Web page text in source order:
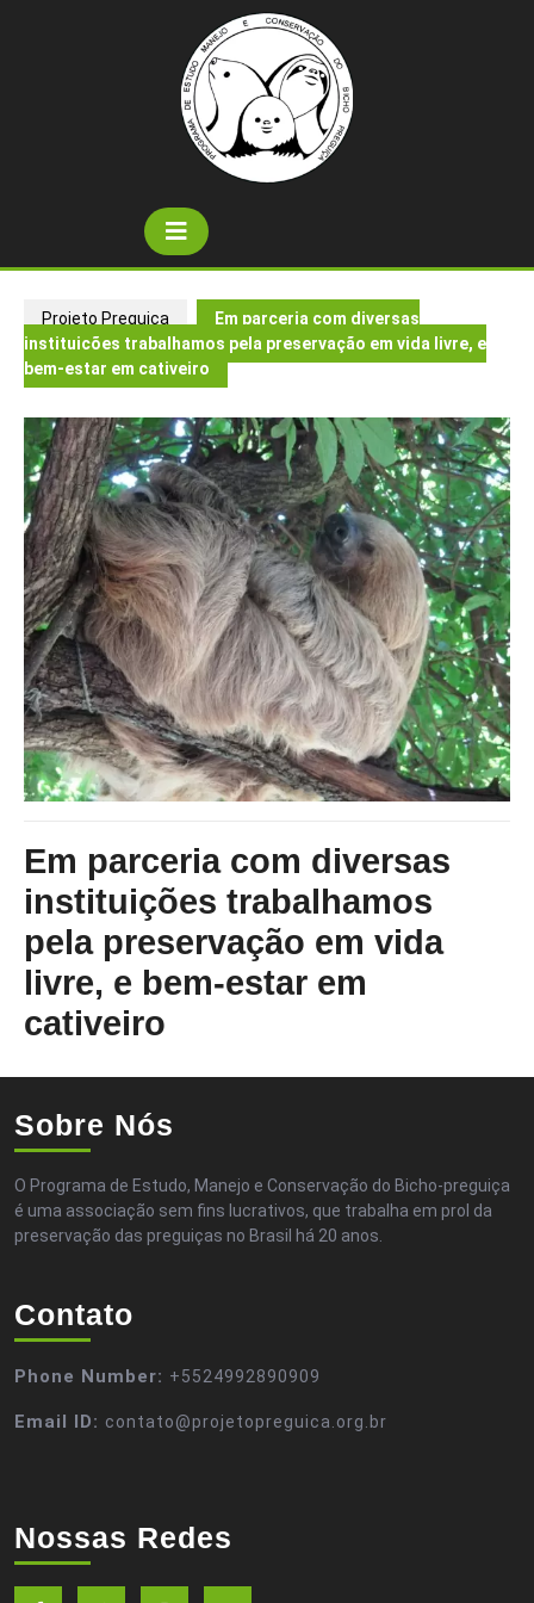
Open
Projeto Preguiça
Em parceria com diversas
instituições trabalhamos pela preservação em vida livre, e
bem-estar em cativeiro
Em parceria com diversas
instituições trabalhamos
pela preservação em vida
livre, e bem-estar em
cativeiro
Sobre Nós
O Programa de Estudo, Manejo e Conservação do Bicho-preguiça
é uma associação sem fins lucrativos, que trabalha em prol da
preservação das preguiças no Brasil há 20 anos.
Contato
Phone Number: +5524992890909
Email ID: contato@projetopreguica.org.br
Nossas Redes
Twitter